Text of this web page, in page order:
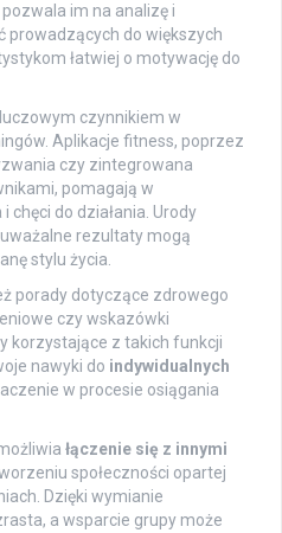
im na analizę i
prowadzących do większych
łatwiej o motywację do
czynnikiem w
Aplikacje fitness, poprzez
czy zintegrowana
pomagają w
chęci do działania. Urody
rezultaty mogą
stylu życia.
porady dotyczące zdrowego
czy wskazówki
korzystające z takich funkcji
nawyki do indywidualnych
w procesie osiągania
łączenie się z innymi
społeczności opartej
Dzięki wymianie
a wsparcie grupy może